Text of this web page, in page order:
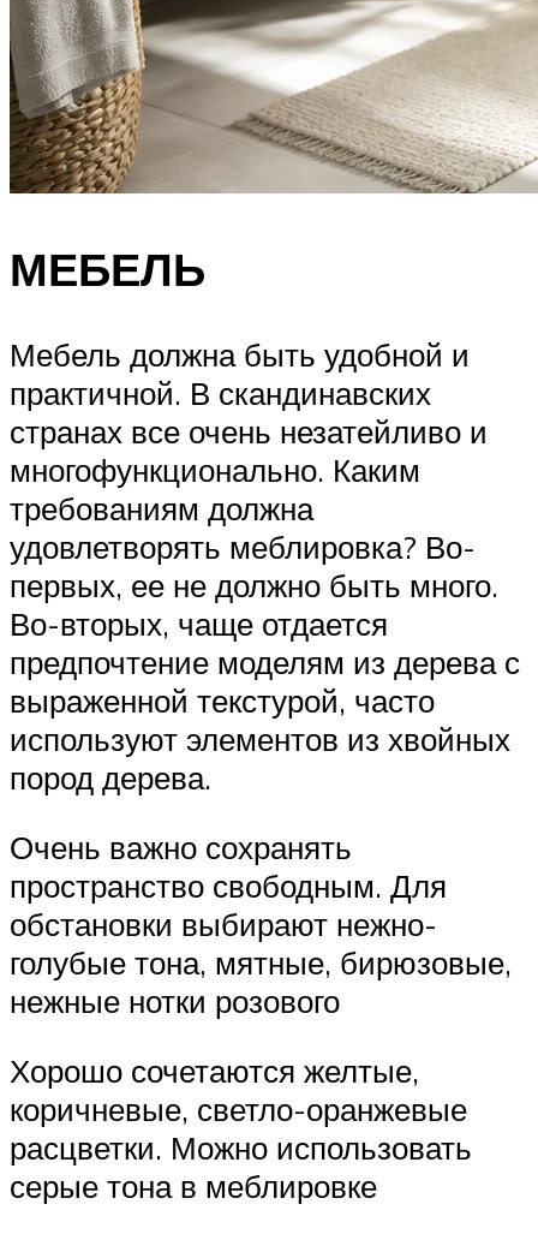
МЕБЕЛЬ
Мебель должна быть удобной и
практичной. В скандинавских
странах все очень незатейливо и
многофункционально. Каким
требованиям должна
удовлетворять меблировка? Во-
первых, ее не должно быть много.
Во-вторых, чаще отдается
предпочтение моделям из дерева с
выраженной текстурой, часто
используют элементов из хвойных
пород дерева.
Очень важно сохранять
пространство свободным. Для
обстановки выбирают нежно-
голубые тона, мятные, бирюзовые,
нежные нотки розового
Хорошо сочетаются желтые,
коричневые, светло-оранжевые
расцветки. Можно использовать
серые тона в меблировке